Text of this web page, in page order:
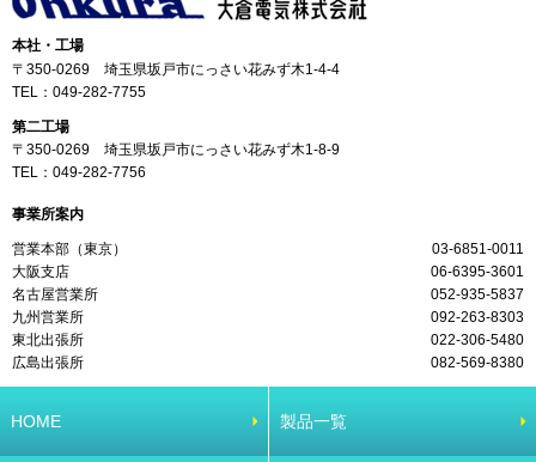
本社・工場
〒350-0269 埼玉県坂戸市にっさい花みず木1-4-4
TEL： 049-282-7755
第二工場
〒350-0269 埼玉県坂戸市にっさい花みず木1-8-9
TEL： 049-282-7756
事業所案内
営業本部（東京）
03-6851-0011
大阪支店
06-6395-3601
名古屋営業所
052-935-5837
九州営業所
092-263-8303
東北出張所
022-306-5480
広島出張所
082-569-8380
HOME 製品一覧